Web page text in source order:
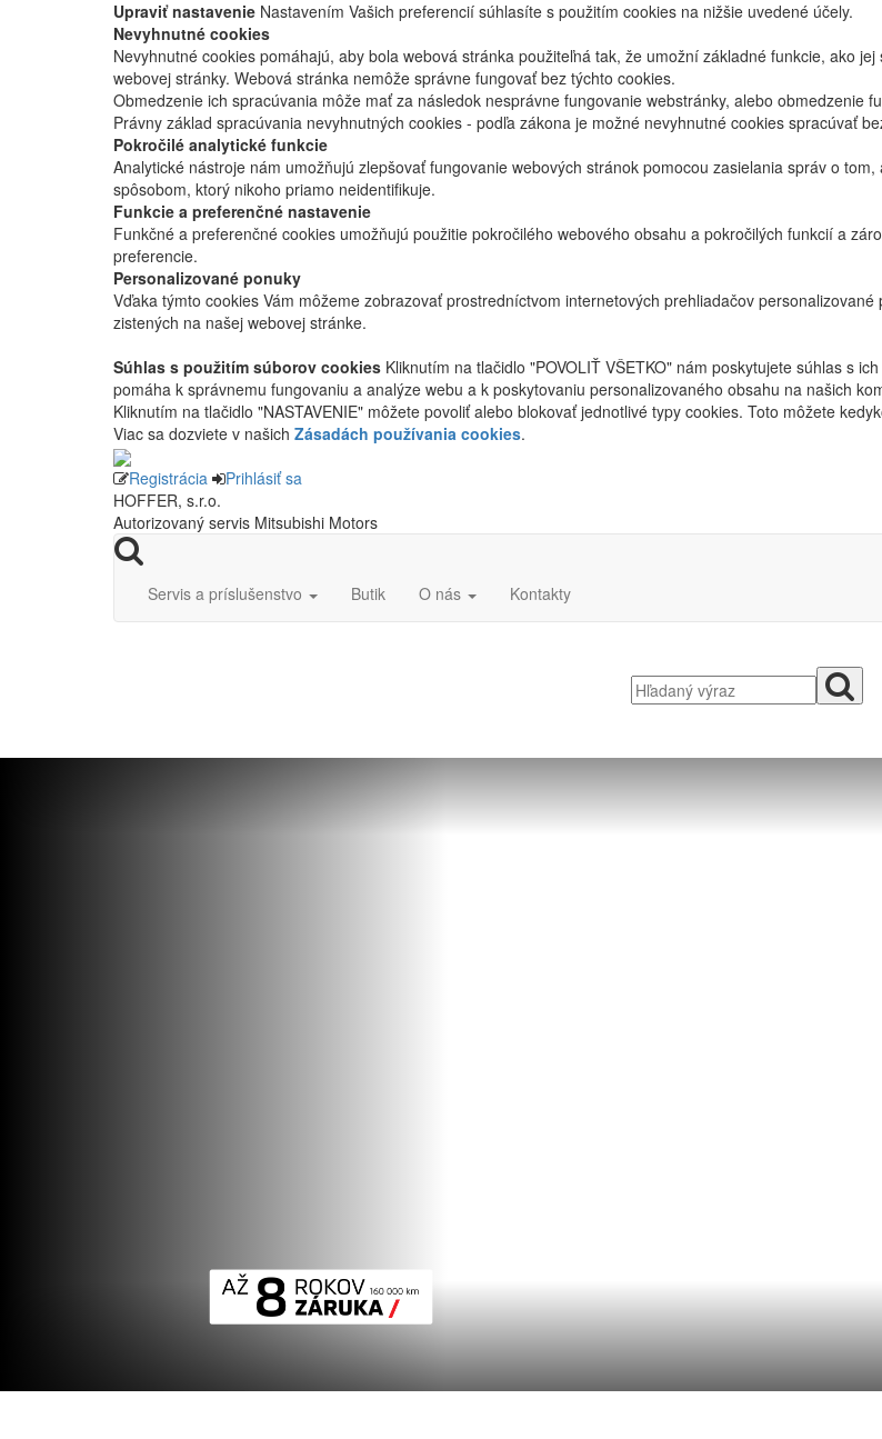
Upraviť nastavenie Nastavením Vašich preferencií súhlasíte s použitím cookies na nižšie uvedené účely.
Nevyhnutné cookies
Nevyhnutné cookies pomáhajú, aby bola webová stránka použiteľná tak, že umožní základné funkcie, ako
webovej stránky. Webová stránka nemôže správne fungovať bez týchto cookies.
Obmedzenie ich spracúvania môže mať za následok nesprávne fungovanie webstránky, alebo obmedzenie
Právny základ spracúvania nevyhnutných cookies - podľa zákona je možné nevyhnutné cookies spracúvať
Pokročilé analytické funkcie
Analytické nástroje nám umožňujú zlepšovať fungovanie webových stránok pomocou zasielania správ o
spôsobom, ktorý nikoho priamo neidentifikuje.
Funkcie a preferenčné nastavenie
Funkčné a preferenčné cookies umožňujú použitie pokročilého webového obsahu a pokročilých funkcií a
preferencie.
Personalizované ponuky
Vďaka týmto cookies Vám môžeme zobrazovať prostredníctvom internetových prehliadačov
zistených na našej webovej stránke.
Súhlas s použitím súborov cookies Kliknutím na tlačidlo "POVOLIŤ VŠETKO" nám poskytujete súhlas s
pomáha k správnemu fungovaniu a analýze webu a k poskytovaniu personalizovaného obsahu na našich
Kliknutím na tlačidlo "NASTAVENIE" môžete povoliť alebo blokovať jednotlivé typy cookies. Toto môžete
Viac sa dozviete v našich Zásadách používania cookies.
Registrácia
Prihlásiť sa
HOFFER, s.r.o.
Autorizovaný servis Mitsubishi Motors
Servis a príslušenstvo Butik O nás Kontakty